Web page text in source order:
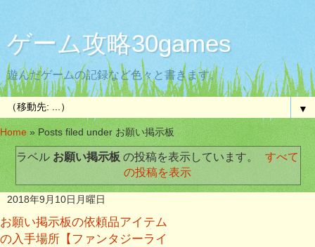
ゲーム攻略30games
遊んだゲームの記録など色々と書きます。
▼
Home»Posts filed under お願い掲示板
ラベル お願い掲示板の投稿を表示しています。 すべて
の投稿を表示
2018年9月10日月曜日
お願い掲示板の依頼品アイテム
の入手場所【ファンタジーライ